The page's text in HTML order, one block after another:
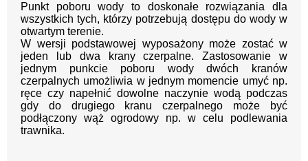
Punkt poboru wody to doskonałe rozwiązania dla
wszystkich tych, którzy potrzebują dostępu do wody w
otwartym terenie.
W wersji podstawowej wyposażony może zostać w
jeden lub dwa krany czerpalne. Zastosowanie w
jednym punkcie poboru wody dwóch kranów
czerpalnych umożliwia w jednym momencie umyć np.
ręce czy napełnić dowolne naczynie wodą podczas
gdy do drugiego kranu czerpalnego może być
podłączony wąż ogrodowy np. w celu podlewania
trawnika.